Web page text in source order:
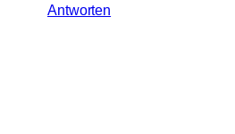
Antworten